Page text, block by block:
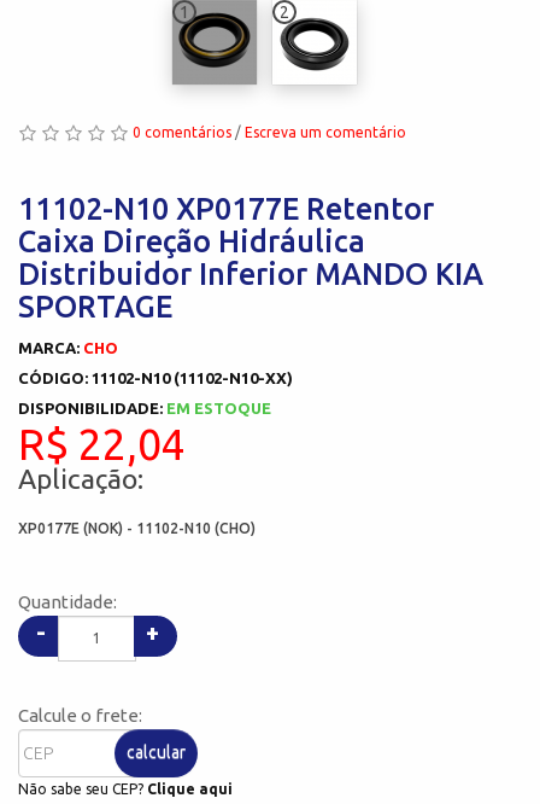
1 2
0 comentários / Escreva um comentário
11102-N10 XP0177E Retentor
Caixa Direção Hidráulica
Distribuidor Inferior MANDO KIA
SPORTAGE
MARCA: CHO
CÓDIGO: 11102-N10 (11102-N10-XX)
DISPONIBILIDADE: EM ESTOQUE
R$ 22,04
Aplicação:
XP0177E (NOK) - 11102-N10 (CHO)
Quantidade:
- +
Calcule o frete:
calcular
Não sabe seu CEP? Clique aqui